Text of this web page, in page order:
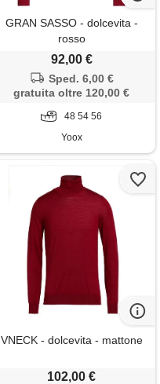
GRAN SASSO - dolcevita -
rosso
92,00 €
Sped. 6,00 €
gratuita oltre 120,00 €
48 54 56
Yoox
VNECK - dolcevita - mattone
102,00 €